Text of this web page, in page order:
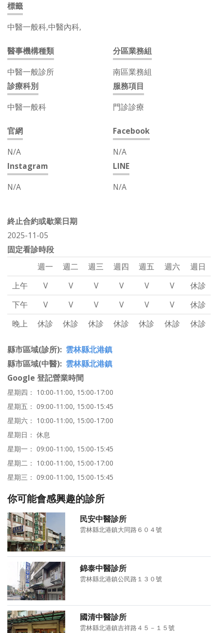
標籤
中醫一般科,中醫內科,
醫事機構種類
中醫一般診所
分區業務組
南區業務組
診療科別
中醫一般科
服務項目
門診診療
官網
N/A
Facebook
N/A
Instagram
N/A
LINE
N/A
終止合約或歇業日期
2025-11-05
固定看診時段
週一
週二 週三 週四 週五 週六
週日
上午
V V V V V V
休診
下午
V V V V V V
休診
晚上
休診 休診 休診 休診 休診 休診 休診
縣市區域(診所) 雲林縣北港鎮
縣市區域(中醫) 雲林縣北港鎮
Google 登記營業時間
星期四： 10:00-11:00, 15:00-17:00
星期五： 09:00-11:00, 15:00-15:45
星期六： 10:00-11:00, 15:00-17:00
星期日： 休息
星期一： 09:00-11:00, 15:00-15:45
星期二： 10:00-11:00, 15:00-17:00
星期三： 09:00-11:00, 15:00-15:45
你可能會感興趣的診所
民安中醫診所
雲林縣北港鎮大同路６０４號
錦泰中醫診所
雲林縣北港鎮公民路１３０號
國清中醫診所
雲林縣北港鎮吉祥路４５－１５號